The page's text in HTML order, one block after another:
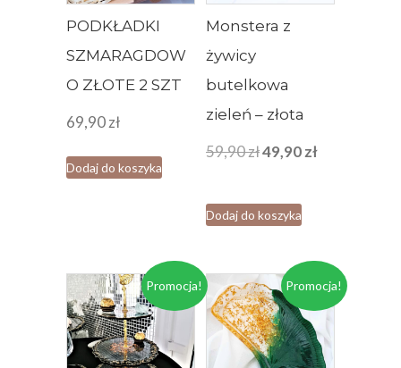
PODKŁADKI
SZMARAGDOW
O ZŁOTE 2 SZT
69,90zł
Dodaj do koszyka
Monstera z
żywicy
butelkowa
zieleń – złota
59,90złPierwotna
wynosiła:
59,90 zł.
49,90złAktualna
Dodaj do koszyka
Promocja! Promocja!